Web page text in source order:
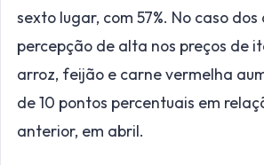
sexto lugar, com 57%. No caso
percepção de alta nos preços de
arroz, feijão e carne vermelha
de 10 pontos percentuais em
anterior, em abril.